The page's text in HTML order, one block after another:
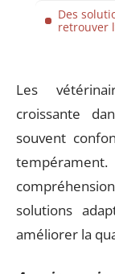
Des
retrouver
Les
croissante
souvent
solutions
améliorer la